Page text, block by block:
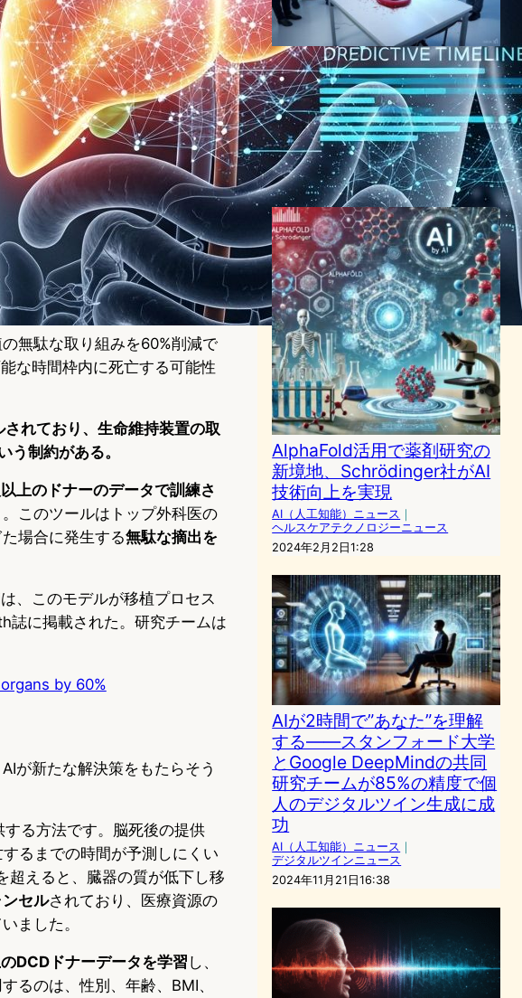
無駄な取り組みを60%削減で
な時間枠内に死亡する可能性
れており、生命維持装置の取
制約がある。
上のドナーのデータで訓練さ
このツールはトップ外科医の
場合に発生する無駄な摘出を
、このモデルが移植プロセス
誌に掲載された。研究チームは
by 60%
が新たな解決策をもたらそう
る方法です。脳死後の提供
るまでの時間が予測しにくい
超えると、臓器の質が低下し移
セルされており、医療資源の
ました。
DCDドナーデータを学習 し、
るのは、性別、年齢、BMI、
Mal-ID：AIが解き明かす免疫
システムの秘密 – 単一血液検
査で複数疾患を診断する革新
技術
AI（人工知能）ニュース｜
ヘルスケアテクノロジーニュース
2025年2月24日7:25
AlphaFold活用で薬剤研究の
新境地、Schrödinger社がAI
技術向上を実現
AI（人工知能）ニュース ｜
ヘルスケアテクノロジーニュース
2024年2月2日1:28
AIが2時間で”あなた”を理解
する――スタンフォード大学
とGoogle DeepMindの共同
研究チームが85%の精度で個
人のデジタルツイン生成に成
功
AI（人工知能）ニュース ｜
デジタルツインニュース
2024年11月21日16:38